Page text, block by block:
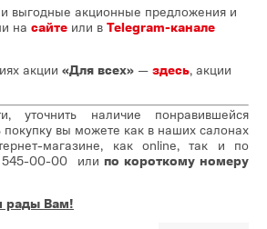
выгодные акционные предложения и
на сайте или в Telegram-канале
акции «Для всех» — здесь, акции
уточнить наличие понравившейся
вы можете как в наших салонах
магазине, как online, так и по
545-00-00 или по короткому номеру
рады Вам!